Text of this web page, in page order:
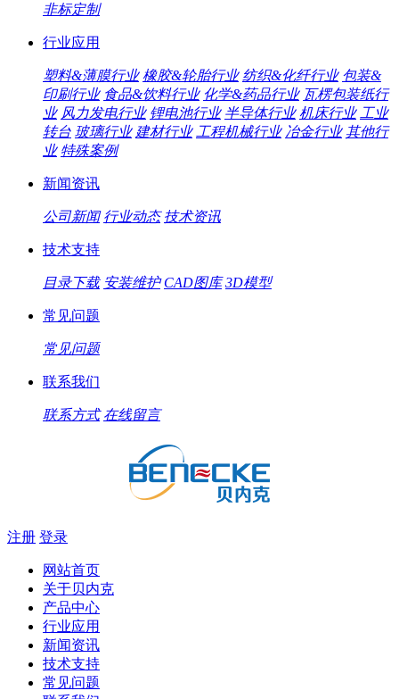
非标定制
行业应用
塑料&薄膜行业 橡胶&轮胎行业 纺织&化纤行业 包装&
印刷行业 食品&饮料行业 化学&药品行业 瓦楞包装纸行
业 风力发电行业 锂电池行业 半导体行业 机床行业 工业
转台 玻璃行业 建材行业 工程机械行业 冶金行业 其他行
业 特殊案例
新闻资讯
公司新闻 行业动态 技术资讯
技术支持
目录下载 安装维护 CAD图库 3D模型
常见问题
常见问题
联系我们
联系方式 在线留言
注册 登录
网站首页
关于贝内克
产品中心
行业应用
新闻资讯
技术支持
常见问题